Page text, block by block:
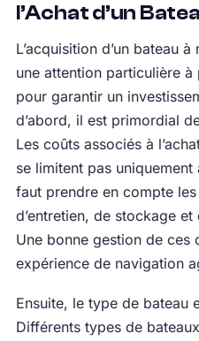
l’Achat d’un
L’acquisition d’un bateau
une attention particulière
pour garantir un
d’abord, il est primordial
Les coûts associés à
se limitent pas
faut prendre en compte les
d’entretien, de stockage et
Une bonne gestion de ces
expérience de navigation
Ensuite, le type de bateau
Différents types de